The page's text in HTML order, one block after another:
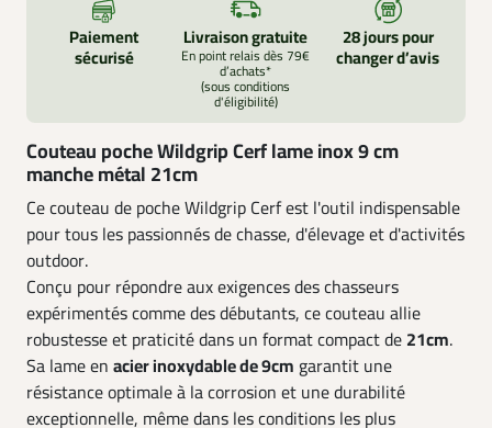
Paiement
sécurisé
Livraison gratuite
En point relais dès 79€
d’achats*
(sous conditions
d'éligibilité)
28 jours pour
changer d’avis
Couteau poche Wildgrip Cerf lame inox 9 cm
manche métal 21cm
Ce couteau de poche Wildgrip Cerf est l'outil indispensable
pour tous les passionnés de chasse, d'élevage et d'activités
outdoor.
Conçu pour répondre aux exigences des chasseurs
expérimentés comme des débutants, ce couteau allie
robustesse et praticité dans un format compact de 21cm.
Sa lame en acier inoxydable de 9cm garantit une
résistance optimale à la corrosion et une durabilité
exceptionnelle, même dans les conditions les plus